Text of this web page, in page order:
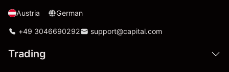
Austria German
+49 3046690292 support@capital.com
Trading